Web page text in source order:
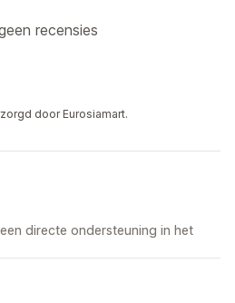
recensies
door Eurosiamart.
directe ondersteuning in het